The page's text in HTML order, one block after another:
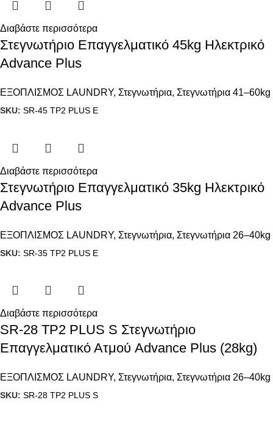
Διαβάστε περισσότερα
Στεγνωτήριο Επαγγελματικό 45kg Ηλεκτρικό
Advance Plus
ΕΞΟΠΛΙΣΜΟΣ LAUNDRY, Στεγνωτήρια, Στεγνωτήρια 41–60kg
SKU: SR-45 TP2 PLUS E
Διαβάστε περισσότερα
Στεγνωτήριο Επαγγελματικό 35kg Ηλεκτρικό
Advance Plus
ΕΞΟΠΛΙΣΜΟΣ LAUNDRY, Στεγνωτήρια, Στεγνωτήρια 26–40kg
SKU: SR-35 TP2 PLUS E
Διαβάστε περισσότερα
SR-28 TP2 PLUS S Στεγνωτήριο
Επαγγελματικό Ατμού Advance Plus (28kg)
ΕΞΟΠΛΙΣΜΟΣ LAUNDRY, Στεγνωτήρια, Στεγνωτήρια 26–40kg
SKU: SR-28 TP2 PLUS S